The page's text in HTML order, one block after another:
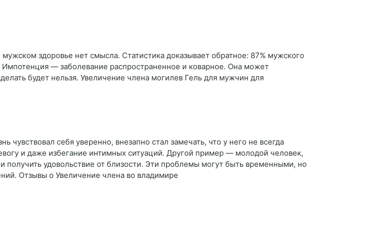
здоровье нет смысла. Статистика доказывает обратное: 87% мужского
— заболевание распространенное и коварное. Она может
будет нельзя. Увеличение члена могилев Гель для мужчин для
себя уверенно, внезапно стал замечать, что у него не всегда
и даже избегание интимных ситуаций. Другой пример — молодой человек,
получить удовольствие от близости. Эти проблемы могут быть временными, но
Отзывы о Увеличение члена во владимире